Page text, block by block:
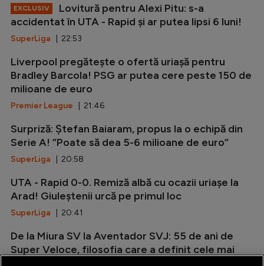
EXCLUSIV
Lovitură pentru Alexi Pitu: s-a
accidentat în UTA - Rapid și ar putea lipsi 6 luni!
SuperLiga | 22:53
Liverpool pregătește o ofertă uriașă pentru
Bradley Barcola! PSG ar putea cere peste 150 de
milioane de euro
Premier League | 21:46
Surpriză: Ștefan Baiaram, propus la o echipă din
Serie A! ”Poate să dea 5-6 milioane de euro”
SuperLiga | 20:58
UTA - Rapid 0-0. Remiză albă cu ocazii uriașe la
Arad! Giuleștenii urcă pe primul loc
SuperLiga | 20:41
De la Miura SV la Aventador SVJ: 55 de ani de
Super Veloce, filosofia care a definit cele mai